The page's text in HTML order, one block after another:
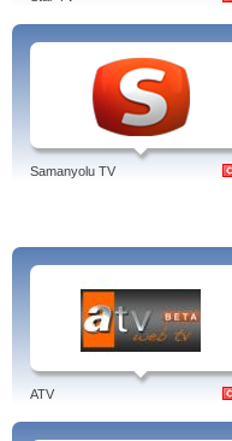
Samanyolu TV
ATV